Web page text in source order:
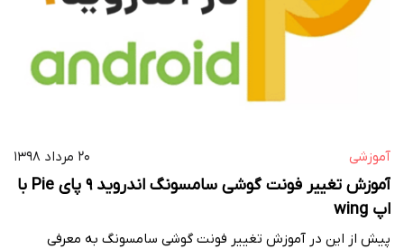
آموزشی ۲۰ مرداد ۱۳۹۸
آموزش تغییر فونت گوشی سامسونگ اندروید 9 پای Pie با
اپ wing
پیش از این در آموزش تغییر فونت گوشی سامسونگ به معرفی